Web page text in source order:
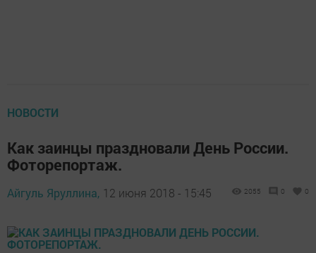
НОВОСТИ
Как заинцы праздновали День России.
Фоторепортаж.
Айгуль Яруллина, 12 июня 2018 - 15:45 2055 0 0